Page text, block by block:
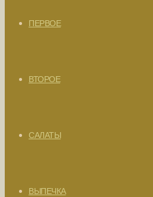
ПЕРВОЕ
ВТОРОЕ
САЛАТЫ
ВЫПЕЧКА